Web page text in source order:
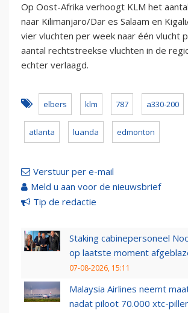
Op Oost-Afrika verhoogt KLM het
naar Kilimanjaro/Dar es Salaam en
vier vluchten per week naar één vlucht
aantal rechtstreekse vluchten in de
echter verlaagd.
elbers klm 787 a330-200
atlanta luanda edmonton
Verstuur per e-mail
Meld u aan voor de nieuwsbrief
Tip de redactie
Staking cabinepersoneel
op laatste moment
07-08-2026, 15:11
Malaysia Airlines neemt
nadat piloot 70.000 xtc-